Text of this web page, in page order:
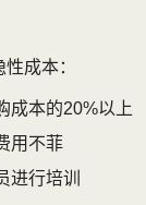
成本：
成本的20%以上
用不菲
进行培训